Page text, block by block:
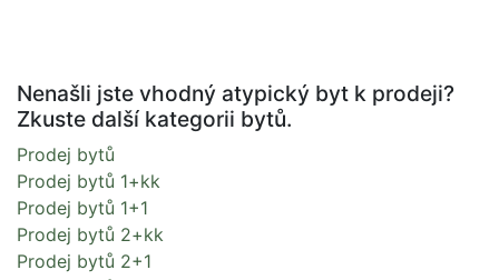
Nenašli jste vhodný atypický byt k prodeji?
Zkuste další kategorii bytů.
Prodej bytů
Prodej bytů 1+kk
Prodej bytů 1+1
Prodej bytů 2+kk
Prodej bytů 2+1